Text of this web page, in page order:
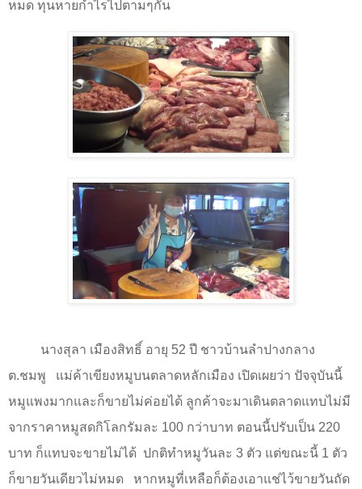
หมด ทุนหายกำไรไปตามๆกัน
นางสุลา เมืองสิทธิ์ อายุ 52 ปี ชาวบ้านลำปางกลาง
ต.ชมพู
แม่ค้าเขียงหมูบนตลาดหลักเมือง เปิดเผยว่า ปัจจุบันนี้
หมูแพงมากและก็ขายไม่ค่อยได้ ลูกค้าจะมาเดินตลาดแทบไม่มี
จากราคาหมูสดกิโลกรัมละ 100 กว่าบาท ตอนนี้ปรับเป็น 220
บาท ก็แทบจะขายไม่ได้ ปกติทำหมูวันละ 3 ตัว แต่ขณะนี้ 1 ตัว
ก็ขายวันเดียวไม่หมด
หากหมูที่เหลือก็ต้องเอาแช่ไว้ขายวันถัด